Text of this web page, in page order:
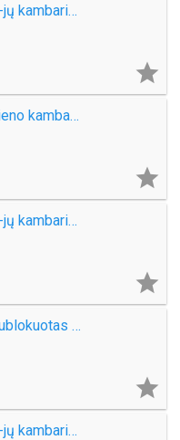
Parduodamas 2-jų kambarių butas S. Daukanto g.

Parduodamas vieno kambario butas Danės g.

Parduodamas 2-jų kambarių su holu butas Rambyno g.

Parduodamas sublokuotas namas Klaipėdos mieste

Parduodamas 3-jų kambarių butas J. Janonio g.